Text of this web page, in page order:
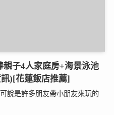
親子4人家庭房+海景泳池
)[花蓮飯店推薦]
說是許多朋友帶小朋友來玩的